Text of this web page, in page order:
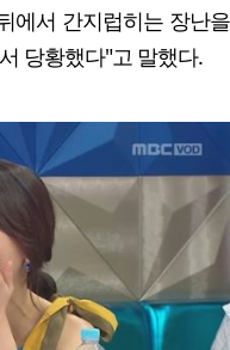
에서 간지럽히는 장난을
당황했다"고 말했다.